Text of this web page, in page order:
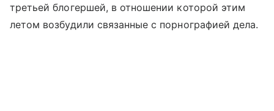
третьей блогершей, в отношении которой этим
летом возбудили связанные с порнографией дела.